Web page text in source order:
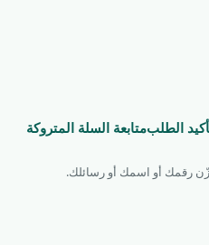
الطلبمتابعة السلة المتروكة